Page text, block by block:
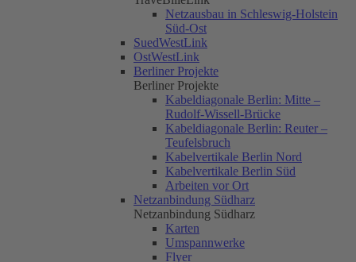
Netzausbau in Schleswig-Holstein
Süd-Ost
SuedWestLink
OstWestLink
Berliner Projekte
Berliner Projekte
Kabeldiagonale Berlin: Mitte –
Rudolf-Wissell-Brücke
Kabeldiagonale Berlin: Reuter –
Teufelsbruch
Kabelvertikale Berlin Nord
Kabelvertikale Berlin Süd
Arbeiten vor Ort
Netzanbindung Südharz
Netzanbindung Südharz
Karten
Umspannwerke
Flyer